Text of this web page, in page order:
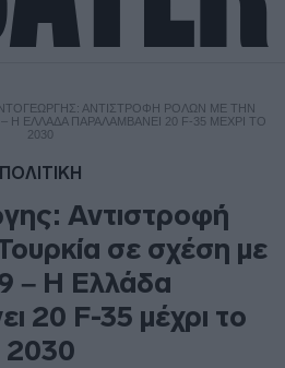
ΑΝΤΙΣΤΡΟΦΉ ΡΌΛΩΝ ΜΕ ΤΗΝ
Η ΕΛΛΆΔΑ ΠΑΡΑΛΑΜΒΆΝΕΙ 20 F-35 ΜΈΧΡΙ ΤΟ
2030
ΠΟΛΙΤΙΚΗ
Αντιστροφή
σε σχέση με
– Η Ελλάδα
20 F-35 μέχρι το
2030